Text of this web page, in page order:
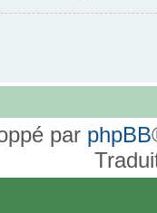
par phpBB